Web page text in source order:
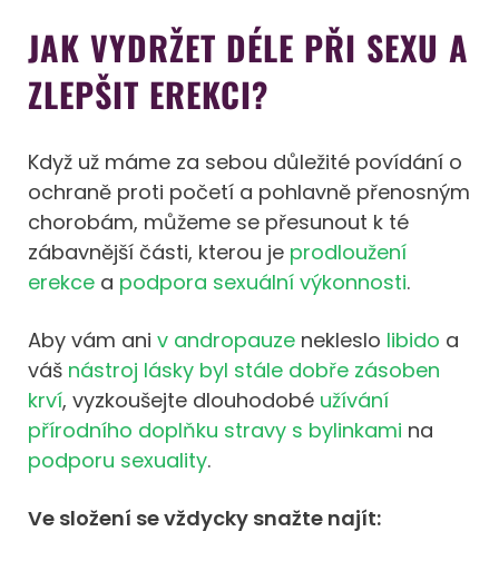
JAK VYDRŽET DÉLE PŘI SEXU A
ZLEPŠIT EREKCI?
Když už máme za sebou důležité povídání o
ochraně proti početí a pohlavně přenosným
chorobám, můžeme se přesunout k té
zábavnější části, kterou je prodloužení
erekce a podpora sexuální výkonnosti.
Aby vám ani v andropauze nekleslo libido a
váš nástroj lásky byl stále dobře zásoben
krví, vyzkoušejte dlouhodobé užívání
přírodního doplňku stravy s bylinkami na
podporu sexuality.
Ve složení se vždycky snažte najít: